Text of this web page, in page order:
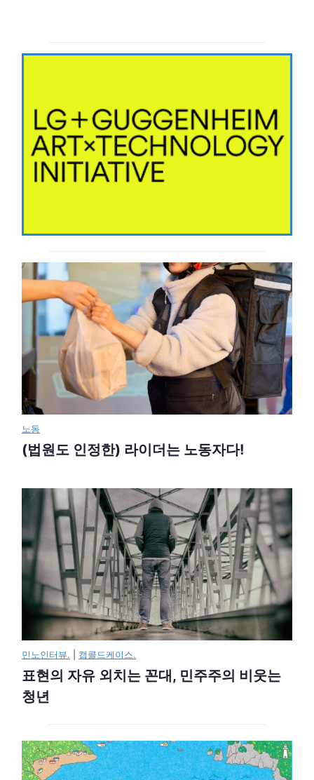
노동
(법원도 인정한) 라이더는 노동자다!
민노인터뷰. 캡콜드케이스.
표현의 자유 외치는 꼰대, 민주주의 비웃는
청년